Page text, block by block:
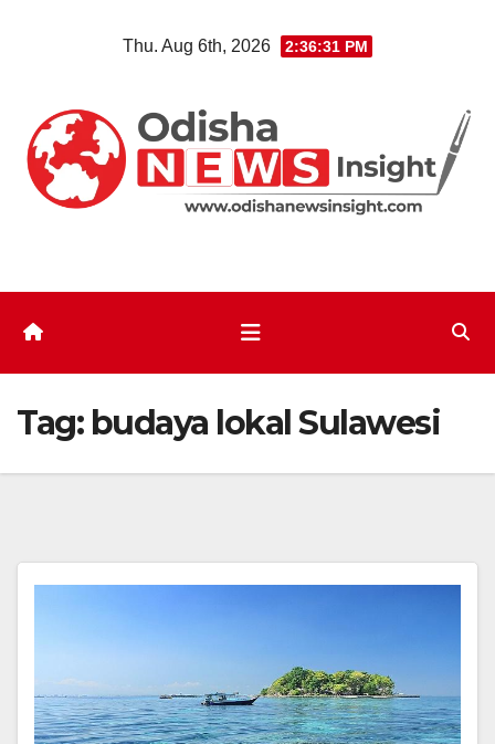
Thu. Aug 6th, 2026 2:36:31 PM
Tag: budaya lokal Sulawesi